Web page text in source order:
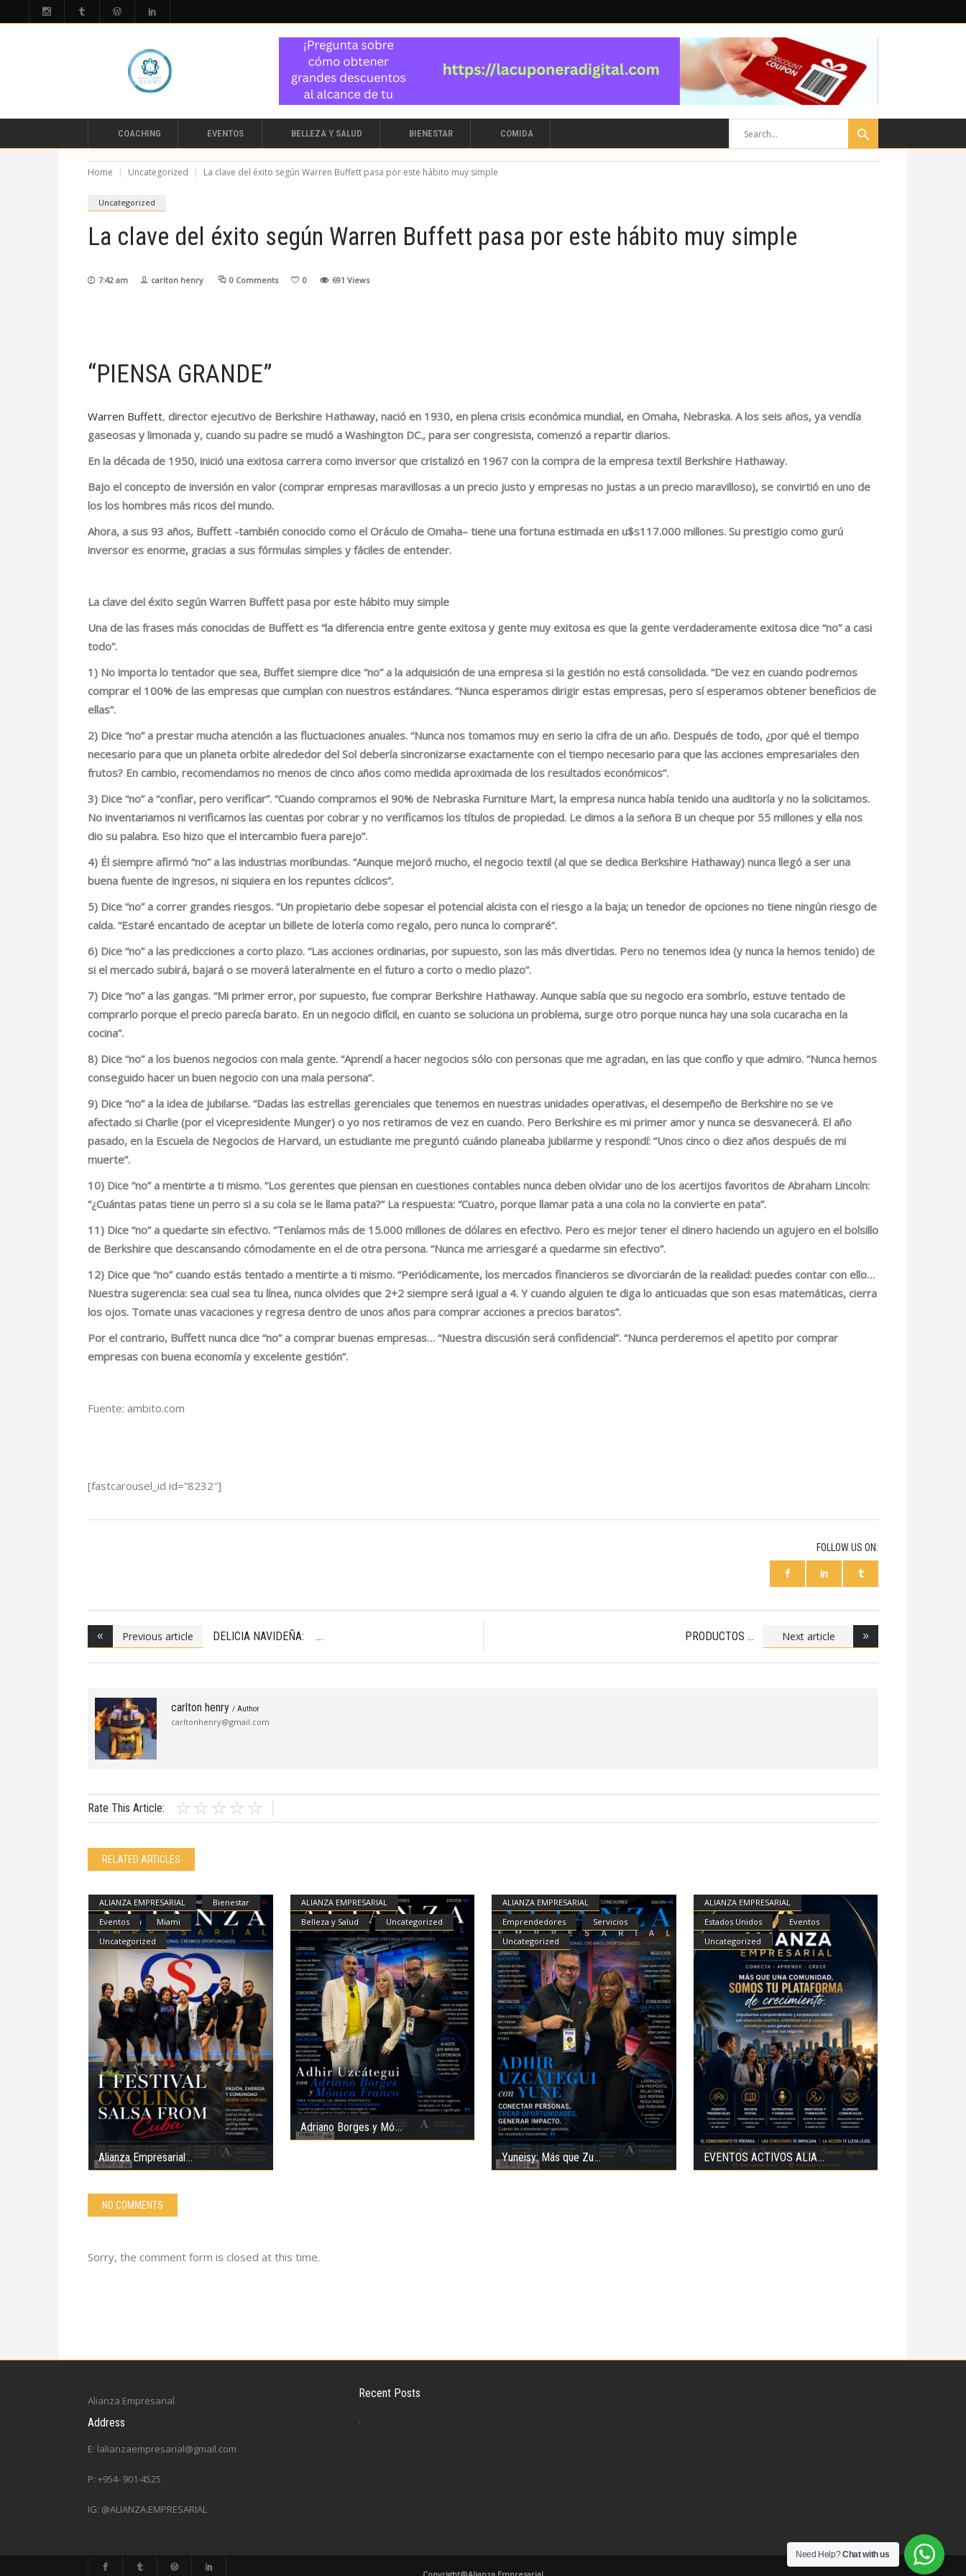
COACHING EVENTOS BELLEZA Y SALUD BIENESTAR COMIDA
Home Uncategorized La clave del éxito según Warren Buffett pasa por este hábito muy simple
Uncategorized
La clave del éxito según Warren Buffett pasa por este hábito muy simple
7:42 am carlton henry 0 Comments 0 691 Views
“PIENSA GRANDE”
Warren Buffett, director ejecutivo de Berkshire Hathaway, nació en 1930, en plena crisis económica mundial, en Omaha, Nebraska. A los seis años, ya vendía
gaseosas y limonada y, cuando su padre se mudó a Washington DC., para ser congresista, comenzó a repartir diarios.
En la década de 1950, inició una exitosa carrera como inversor que cristalizó en 1967 con la compra de la empresa textil Berkshire Hathaway.
Bajo el concepto de inversión en valor (comprar empresas maravillosas a un precio justo y empresas no justas a un precio maravilloso), se convirtió en uno de
los los hombres más ricos del mundo.
Ahora, a sus 93 años, Buffett -también conocido como el Oráculo de Omaha– tiene una fortuna estimada en u$s117.000 millones. Su prestigio como gurú
inversor es enorme, gracias a sus fórmulas simples y fáciles de entender.
La clave del éxito según Warren Buffett pasa por este hábito muy simple
Una de las frases más conocidas de Buffett es “la diferencia entre gente exitosa y gente muy exitosa es que la gente verdaderamente exitosa dice “no” a casi
todo”.
1) No importa lo tentador que sea, Buffet siempre dice “no” a la adquisición de una empresa si la gestión no está consolidada. “De vez en cuando podremos
comprar el 100% de las empresas que cumplan con nuestros estándares. “Nunca esperamos dirigir estas empresas, pero sí esperamos obtener beneficios de
ellas”.
2) Dice “no” a prestar mucha atención a las fluctuaciones anuales. “Nunca nos tomamos muy en serio la cifra de un año. Después de todo, ¿por qué el tiempo
necesario para que un planeta orbite alrededor del Sol debería sincronizarse exactamente con el tiempo necesario para que las acciones empresariales den
frutos? En cambio, recomendamos no menos de cinco años como medida aproximada de los resultados económicos”.
3) Dice “no” a “confiar, pero verificar”. “Cuando compramos el 90% de Nebraska Furniture Mart, la empresa nunca había tenido una auditoría y no la solicitamos.
No inventariamos ni verificamos las cuentas por cobrar y no verificamos los títulos de propiedad. Le dimos a la señora B un cheque por 55 millones y ella nos
dio su palabra. Eso hizo que el intercambio fuera parejo”.
4) Él siempre afirmó “no” a las industrias moribundas. “Aunque mejoró mucho, el negocio textil (al que se dedica Berkshire Hathaway) nunca llegó a ser una
buena fuente de ingresos, ni siquiera en los repuntes cíclicos”.
5) Dice “no” a correr grandes riesgos. “Un propietario debe sopesar el potencial alcista con el riesgo a la baja; un tenedor de opciones no tiene ningún riesgo de
caída. “Estaré encantado de aceptar un billete de lotería como regalo, pero nunca lo compraré”.
6) Dice “no” a las predicciones a corto plazo. “Las acciones ordinarias, por supuesto, son las más divertidas. Pero no tenemos idea (y nunca la hemos tenido) de
si el mercado subirá, bajará o se moverá lateralmente en el futuro a corto o medio plazo”.
7) Dice “no” a las gangas. “Mi primer error, por supuesto, fue comprar Berkshire Hathaway. Aunque sabía que su negocio era sombrío, estuve tentado de
comprarlo porque el precio parecía barato. En un negocio difícil, en cuanto se soluciona un problema, surge otro porque nunca hay una sola cucaracha en la
cocina”.
8) Dice “no” a los buenos negocios con mala gente. “Aprendí a hacer negocios sólo con personas que me agradan, en las que confío y que admiro. “Nunca hemos
conseguido hacer un buen negocio con una mala persona”.
9) Dice “no” a la idea de jubilarse. “Dadas las estrellas gerenciales que tenemos en nuestras unidades operativas, el desempeño de Berkshire no se ve
afectado si Charlie (por el vicepresidente Munger) o yo nos retiramos de vez en cuando. Pero Berkshire es mi primer amor y nunca se desvanecerá. El año
pasado, en la Escuela de Negocios de Harvard, un estudiante me preguntó cuándo planeaba jubilarme y respondí: “Unos cinco o diez años después de mi
muerte”.
10) Dice “no” a mentirte a ti mismo. “Los gerentes que piensan en cuestiones contables nunca deben olvidar uno de los acertijos favoritos de Abraham Lincoln:
“¿Cuántas patas tiene un perro si a su cola se le llama pata?” La respuesta: “Cuatro, porque llamar pata a una cola no la convierte en pata”.
11) Dice “no” a quedarte sin efectivo. “Teníamos más de 15.000 millones de dólares en efectivo. Pero es mejor tener el dinero haciendo un agujero en el bolsillo
de Berkshire que descansando cómodamente en el de otra persona. “Nunca me arriesgaré a quedarme sin efectivo”.
12) Dice que “no” cuando estás tentado a mentirte a ti mismo. “Periódicamente, los mercados financieros se divorciarán de la realidad: puedes contar con ello…
Nuestra sugerencia: sea cual sea tu línea, nunca olvides que 2+2 siempre será igual a 4. Y cuando alguien te diga lo anticuadas que son esas matemáticas, cierra
los ojos. Tomate unas vacaciones y regresa dentro de unos años para comprar acciones a precios baratos”.
Por el contrario, Buffett nunca dice “no” a comprar buenas empresas… “Nuestra discusión será confidencial”. “Nunca perderemos el apetito por comprar
empresas con buena economía y excelente gestión”.
Fuente: ambito.com
[fastcarousel_id id=”8232″]
FOLLOW US ON:
Previous article
DELICIA NAVIDEÑA:
PRODUCTOS
Next article
carlton henry / Author
carltonhenry@gmail.com
Rate This Article:
RELATED ARTICLES
ALIANZA EMPRESARIAL
Bienestar
Eventos
Miami
Uncategorized
Alianza Empresarial
ALIANZA EMPRESARIAL
Belleza y Salud
Uncategorized
Adriano Borges y Mó
ALIANZA EMPRESARIAL
Emprendedores
Servicios
Uncategorized
Yuneisy: Más que Zu
ALIANZA EMPRESARIAL
Estados Unidos
Eventos
Uncategorized
EVENTOS ACTIVOS ALIA
NO COMMENTS
Sorry, the comment form is closed at this time.
Alianza Empresarial
Address
E: lalianzaempresarial@gmail.com
P: +954- 901-4525
IG: @ALIANZA.EMPRESARIAL
Recent Posts
.
Need Help?Chat with us